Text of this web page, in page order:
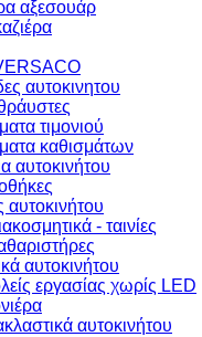
αξεσουάρ
αυτοκινητου
τιμονιού
καθισμάτων
αυτοκινήτου
αυτοκινήτου
- ταινίες
αυτοκινήτου
εργασίας χωρίς LED
αυτοκινήτου